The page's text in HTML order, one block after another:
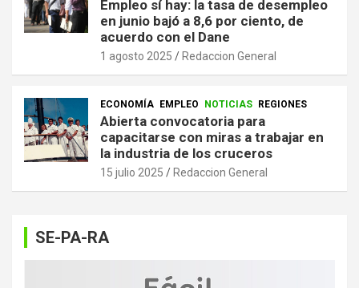
Empleo sí hay: la tasa de desempleo
en junio bajó a 8,6 por ciento, de
acuerdo con el Dane
1 agosto 2025 Redaccion General
ECONOMÍA EMPLEO NOTICIAS REGIONES
Abierta convocatoria para
capacitarse con miras a trabajar en
la industria de los cruceros
15 julio 2025 Redaccion General
SE-PA-RA